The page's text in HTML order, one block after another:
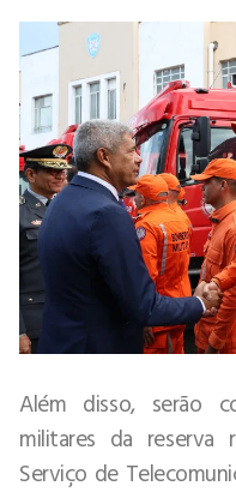
Além disso, serão
militares da reserva
Serviço de